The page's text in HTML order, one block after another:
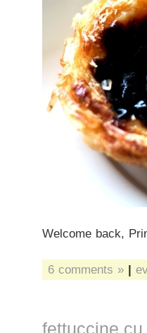
Welcome back,
6 comments » |
fettuccine